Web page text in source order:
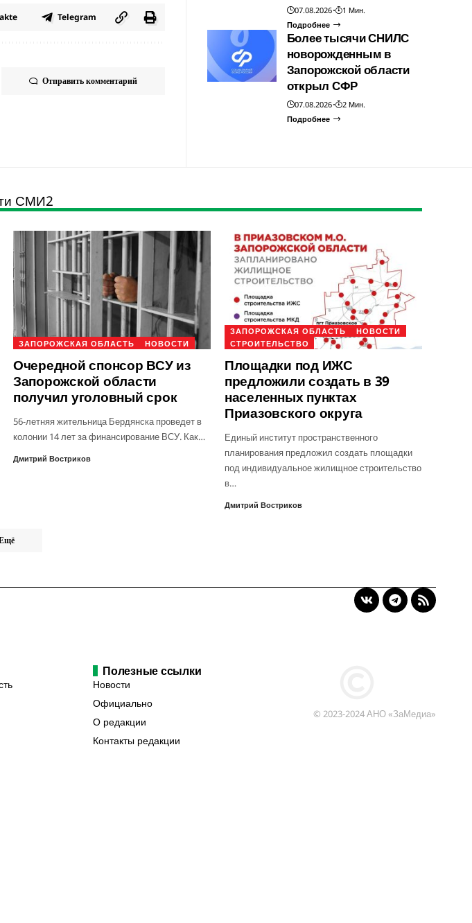
Telegram
Отправить комментарий
07.08.2026
1 Мин.
Подробнее
Более тысячи СНИЛС
новорожденным в
Запорожской области
открыл СФР
07.08.2026
2 Мин.
Подробнее
СМИ2
ЗАПОРОЖСКАЯ ОБЛАСТЬ НОВОСТИ
Очередной спонсор ВСУ из
Запорожской области
получил уголовный срок
56-летняя жительница Бердянска проведет в
колонии 14 лет за финансирование ВСУ. Как…
Дмитрий Востриков
ЗАПОРОЖСКАЯ ОБЛАСТЬ
НОВОСТИ
СТРОИТЕЛЬСТВО
Площадки под ИЖС
предложили создать в 39
населенных пунктах
Приазовского округа
Единый институт пространственного
планирования предложил создать площадки
под индивидуальное жилищное строительство
в…
Дмитрий Востриков
Полезные ссылки
Новости
Официально
О редакции
Контакты редакции
© 2023-2024 АНО «ЗаМедиа»